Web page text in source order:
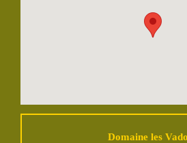
Domaine les